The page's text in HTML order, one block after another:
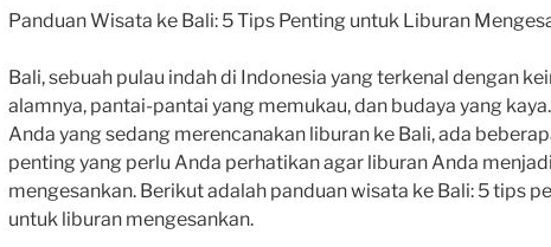
Panduan Wisata ke Bali: 5 Tips Penting untuk Liburan
Bali, sebuah pulau indah di Indonesia yang terkenal dengan
alamnya, pantai-pantai yang memukau, dan budaya yang
Anda yang sedang merencanakan liburan ke Bali, ada
penting yang perlu Anda perhatikan agar liburan Anda menjadi
mengesankan. Berikut adalah panduan wisata ke Bali: 5 tips
untuk liburan mengesankan.